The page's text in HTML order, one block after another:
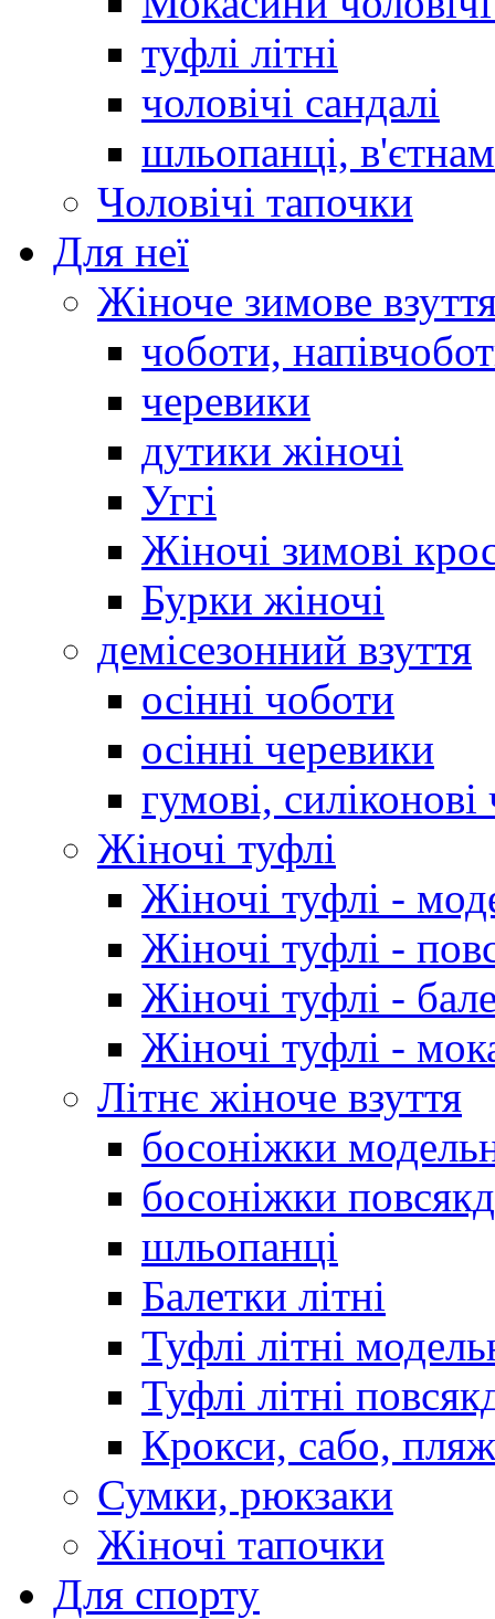
туфлі літні
чоловічі сандалі
шльопанці,
Чоловічі тапочки
Для неї
Жіноче зимове
чоботи,
черевики
дутики жіночі
Уггі
Жіночі зимові
Бурки жіночі
демісезонний взуття
осінні чоботи
осінні черевики
гумові,
Жіночі туфлі
Жіночі туфлі -
Жіночі туфлі -
Жіночі туфлі -
Жіночі туфлі -
Літнє жіноче взуття
босоніжки
босоніжки
шльопанці
Балетки літні
Туфлі літні
Туфлі літні
Крокси, сабо,
Сумки, рюкзаки
Жіночі тапочки
Для спорту